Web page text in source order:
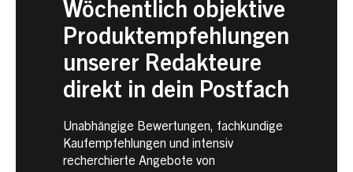
Wöchentlich objektive
Produktempfehlungen
unserer Redakteure
direkt in dein Postfach
Unabhängige Bewertungen, fachkundige
Kaufempfehlungen und intensiv
recherchierte Angebote von